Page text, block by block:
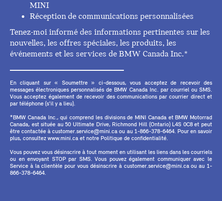
MINI
Réception de communications personnalisées
Tenez-moi informé des informations pertinentes sur les
nouvelles, les offres spéciales, les produits, les
événements et les services de BMW Canada Inc.*
En cliquant sur « Soumettre » ci-dessous, vous acceptez de recevoir des
messages électroniques personnalisés de BMW Canada Inc. par courriel ou SMS.
Vous acceptez également de recevoir des communications par courrier direct et
par téléphone (s'il y a lieu).
*BMW Canada Inc., qui comprend les divisions de MINI Canada et BMW Motorrad
Canada, est située au 50 Ultimate Drive, Richmond Hill (Ontario) L4S 0C8 et peut
être contactée à customer.service@mini.ca ou au 1-866-378-6464. Pour en savoir
plus, consultez www.mini.ca et notre Politique de confidentialité.
Vous pouvez vous désinscrire à tout moment en utilisant les liens dans les courriels
ou en envoyant STOP par SMS. Vous pouvez également communiquer avec le
Service à la clientèle pour vous désinscrire à customer.service@mini.ca ou au 1-
866-378-6464.